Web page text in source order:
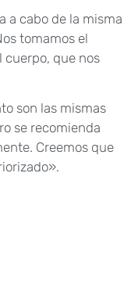
a cabo de la misma
tomamos el
cuerpo, que nos
son las mismas
se recomienda
Creemos que